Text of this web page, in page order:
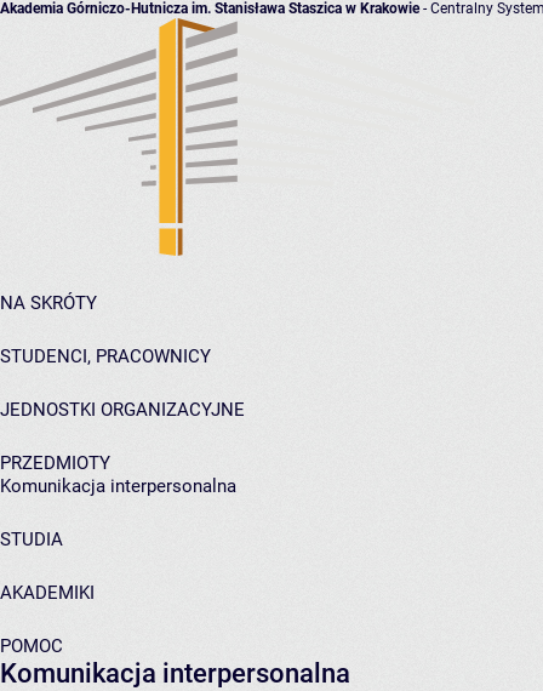
Akademia Górniczo-Hutnicza im. Stanisława Staszica w Krakowie- Centralny
NA SKRÓTY
STUDENCI, PRACOWNICY
JEDNOSTKI ORGANIZACYJNE
PRZEDMIOTY
Komunikacja interpersonalna
STUDIA
AKADEMIKI
POMOC
Komunikacja interpersonalna